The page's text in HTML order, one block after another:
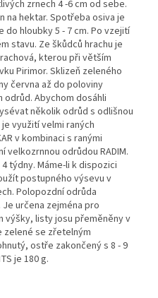
zrnech 4 -6 cm od sebe.
na hektar. Spotřeba osiva je
do hloubky 5 - 7 cm. Po vzejití
stavu. Ze škůdců hrachu je
kterou při větším
Pirimor. Sklizeň zeleného
června až do poloviny
Abychom dosáhli
několik odrůd s odlišnou
využití velmi raných
v kombinaci s ranými
velkozrnnou odrůdou RADIM.
týdny. Máme-li k dispozici
postupného výsevu v
Polopozdní odrůda
určena zejména pro
výšky, listy josu přeměněny v
se zřetelným
ostře zakončený s 8 - 9
je 180 g.